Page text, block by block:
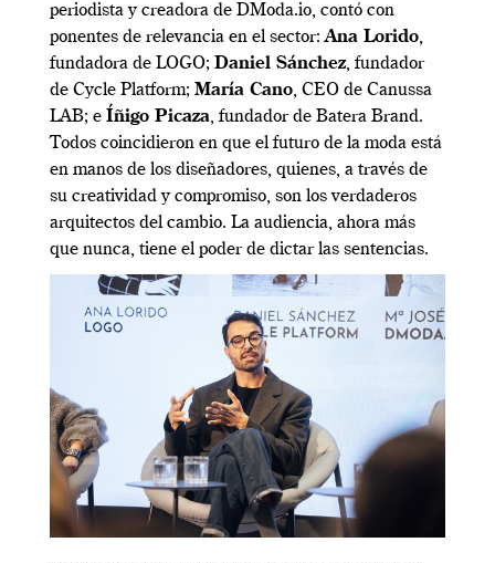
periodista y creadora de DModa.io, contó con
ponentes de relevancia en el sector:Ana Lorido,
fundadora de LOGO; Daniel Sánchez, fundador
de Cycle Platform; María Cano, CEO de Canussa
LAB; e Íñigo Picaza, fundador de Batera Brand.
Todos coincidieron en que el futuro de la moda está
en manos de los diseñadores, quienes, a través de
su creatividad y compromiso, son los verdaderos
arquitectos del cambio. La audiencia, ahora más
que nunca, tiene el poder de dictar las sentencias.